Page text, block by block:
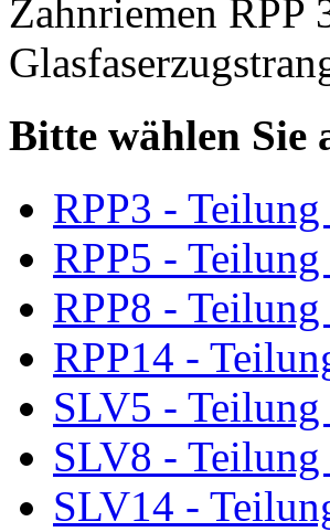
Zahnriemen
Bitte wählen Sie
RPP3 -
RPP5 -
RPP8 -
RPP14 -
SLV5 - Teilung
SLV8 - Teilung
SLV14 -